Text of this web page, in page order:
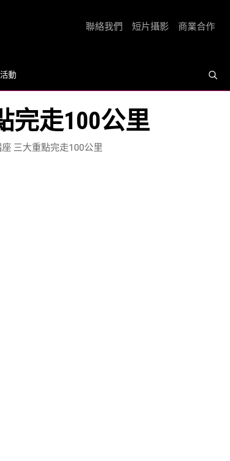
活動
聯絡我們 短片攝影 商業合作
完走100公里
三大重點完走100公里